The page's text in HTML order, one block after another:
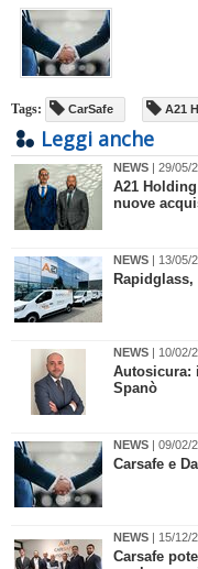
Tags: CarSafe A21
Leggi anche
NEWS | 29/05/
​A21
nuove
NEWS | 13/05/
NEWS | 10/02/
Autosicura:
Spanò
NEWS | 09/02/
​Carsafe e
NEWS | 15/12/
Carsafe